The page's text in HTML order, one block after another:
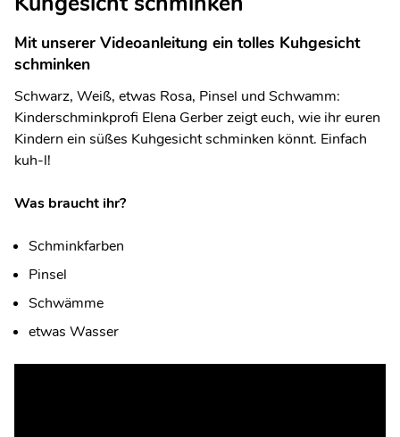
Mit unserer Videoanleitung ein tolles Kuhgesicht
schminken
Schwarz, Weiß, etwas Rosa, Pinsel und Schwamm:
Kinderschminkprofi Elena Gerber zeigt euch, wie ihr euren
Kindern ein süßes Kuhgesicht schminken könnt. Einfach
kuh-l!
Was braucht ihr?
Schminkfarben
Pinsel
Schwämme
etwas Wasser